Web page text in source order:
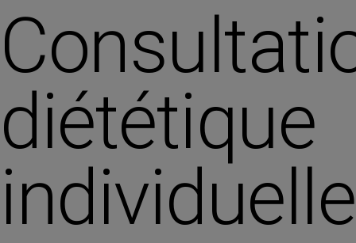
diététique
individuelle